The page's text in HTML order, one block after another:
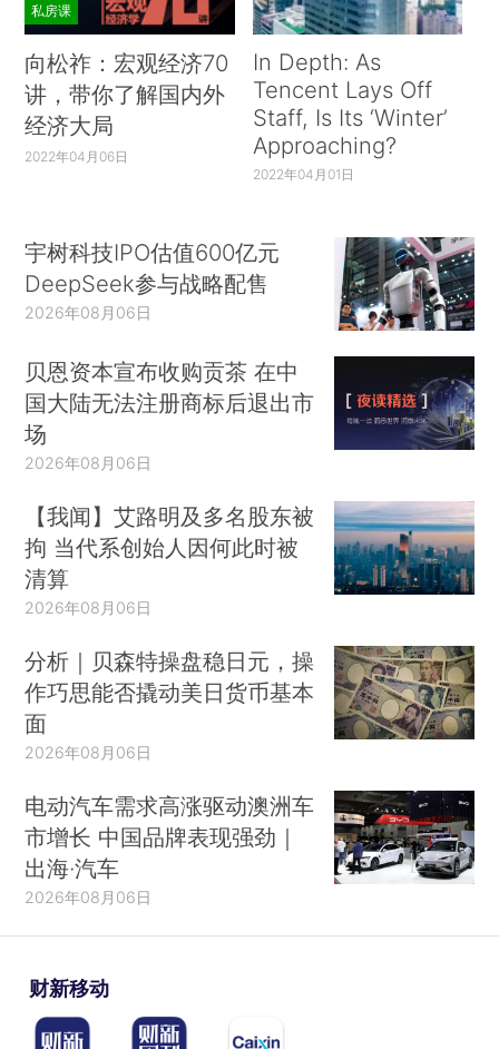
私房课
向松祚：宏观经济70
讲，带你了解国内外
经济大局
2022年04月06日
In Depth: As
Tencent Lays Off
Staff, Is Its ‘Winter’
Approaching?
2022年04月01日
宇树科技IPO估值600亿元
DeepSeek参与战略配售
2026年08月06日
贝恩资本宣布收购贡茶 在中
国大陆无法注册商标后退出市
场
2026年08月06日
【我闻】艾路明及多名股东被
拘 当代系创始人因何此时被
清算
2026年08月06日
分析｜贝森特操盘稳日元，操
作巧思能否撬动美日货币基本
面
2026年08月06日
电动汽车需求高涨驱动澳洲车
市增长 中国品牌表现强劲｜
出海·汽车
2026年08月06日
财新移动